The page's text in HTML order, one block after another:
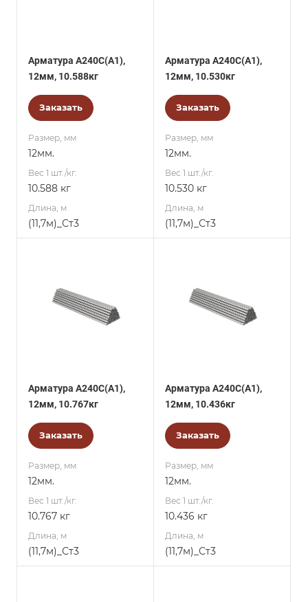
Арматура А240С(А1),
12мм, 10.588кг
Заказать
Размер, мм
12мм.
Вес 1 шт./кг.
10.588 кг
Длина, м
(11,7м)_Ст3
Арматура А240С(А1),
12мм, 10.530кг
Заказать
Размер, мм
12мм.
Вес 1 шт./кг.
10.530 кг
Длина, м
(11,7м)_Ст3
Арматура А240С(А1),
12мм, 10.767кг
Заказать
Размер, мм
12мм.
Вес 1 шт./кг.
10.767 кг
Длина, м
(11,7м)_Ст3
Арматура А240С(А1),
12мм, 10.436кг
Заказать
Размер, мм
12мм.
Вес 1 шт./кг.
10.436 кг
Длина, м
(11,7м)_Ст3